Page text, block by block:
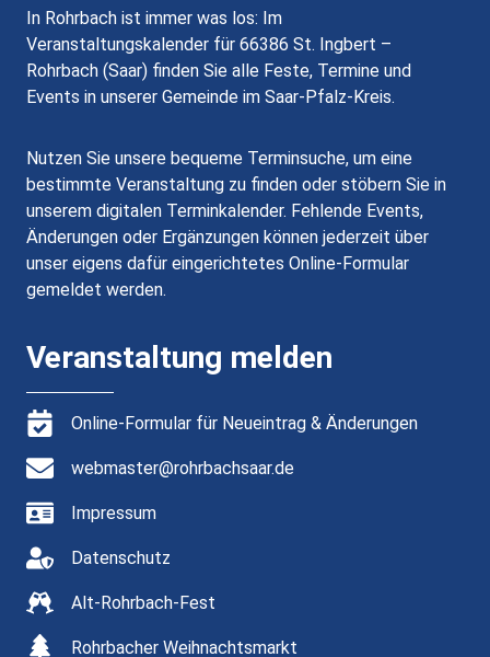
In Rohrbach ist immer was los: Im
Veranstaltungskalender für 66386 St. Ingbert –
Rohrbach (Saar) finden Sie alle Feste, Termine und
Events in unserer Gemeinde im Saar-Pfalz-Kreis.
Nutzen Sie unsere bequeme Terminsuche, um eine
bestimmte Veranstaltung zu finden oder stöbern Sie in
unserem digitalen Terminkalender. Fehlende Events,
Änderungen oder Ergänzungen können jederzeit über
unser eigens dafür eingerichtetes Online-Formular
gemeldet werden.
Veranstaltung melden
Online-Formular für Neueintrag & Änderungen
webmaster@rohrbachsaar.de
Impressum
Datenschutz
Alt-Rohrbach-Fest
Rohrbacher Weihnachtsmarkt